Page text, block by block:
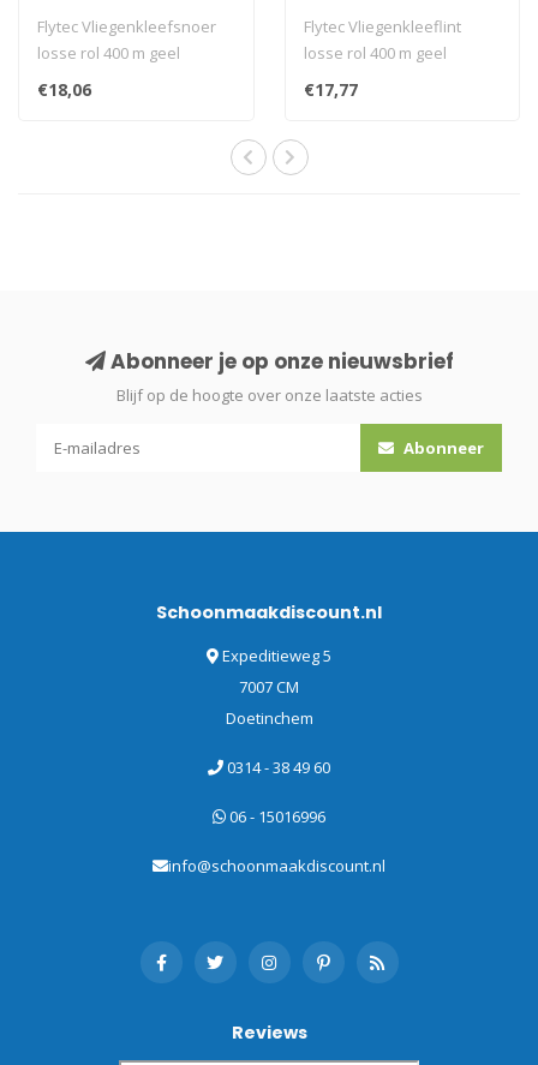
Flytec Vliegenkleefsnoer
losse rol 400 m geel
€18,06
Flytec Vliegenkleeflint
losse rol 400 m geel
€17,77
Abonneer je op onze nieuwsbrief
Blijf op de hoogte over onze laatste acties
Abonneer
Schoonmaakdiscount.nl
Expeditieweg 5
7007 CM
Doetinchem
0314 - 38 49 60
06 - 15016996
info@schoonmaakdiscount.nl
Reviews